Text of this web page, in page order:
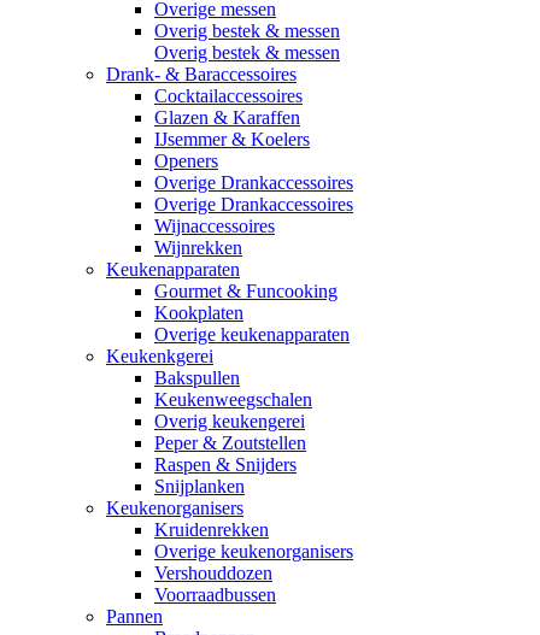
Overige messen
Overig bestek & messen
Overig bestek & messen
Drank- & Baraccessoires
Cocktailaccessoires
Glazen & Karaffen
IJsemmer & Koelers
Openers
Overige Drankaccessoires
Overige Drankaccessoires
Wijnaccessoires
Wijnrekken
Keukenapparaten
Gourmet & Funcooking
Kookplaten
Overige keukenapparaten
Keukenkgerei
Bakspullen
Keukenweegschalen
Overig keukengerei
Peper & Zoutstellen
Raspen & Snijders
Snijplanken
Keukenorganisers
Kruidenrekken
Overige keukenorganisers
Vershouddozen
Voorraadbussen
Pannen